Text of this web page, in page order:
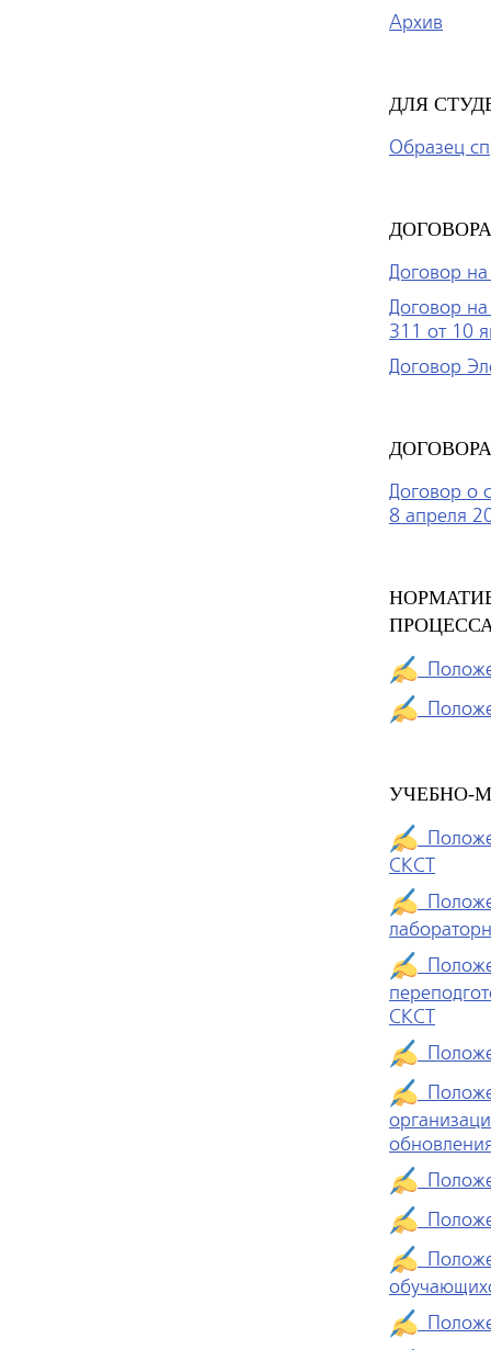
Архив
ДЛЯ
Образец
Договор
Договор
311 от 10
Договор
Договор о
8 апреля
УЧЕБНО-
СКСТ
СКСТ